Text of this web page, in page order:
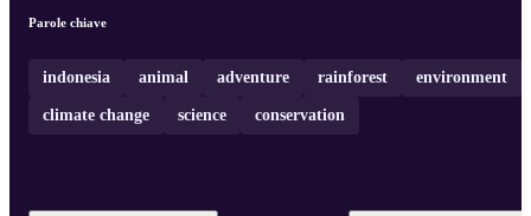
Parole chiave
indonesia animal adventure rainforest environment
climate change science conservation